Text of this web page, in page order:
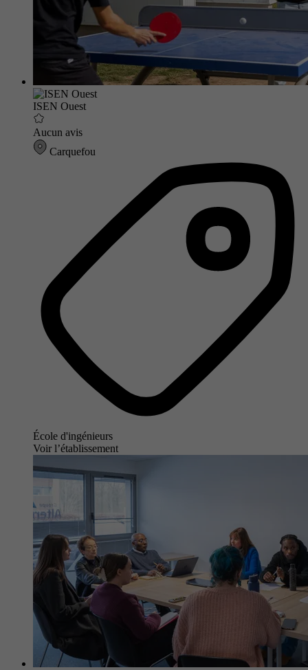
ISEN Ouest
Aucun avis
Carquefou
École d'ingénieurs
Voir l’établissement